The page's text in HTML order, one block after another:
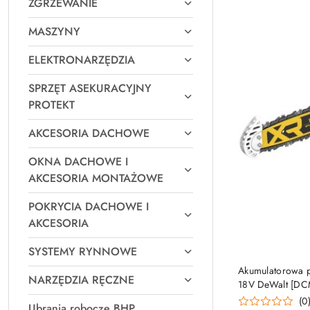
MASZYNY
ELEKTRONARZĘDZIA
SPRZĘT ASEKURACYJNY
PROTEKT
AKCESORIA DACHOWE
OKNA DACHOWE I
AKCESORIA MONTAŻOWE
POKRYCIA DACHOWE I
AKCESORIA
SYSTEMY RYNNOWE
NARZĘDZIA RĘCZNE
Akumulatorowa
18V DeWalt
(0)